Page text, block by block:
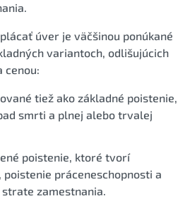
úver je väčšinou ponúkané
variantoch, odlišujúcich
cenou:
tiež ako základné poistenie,
smrti a plnej alebo trvalej
poistenie, ktoré tvorí
práceneschopnosti a
zamestnania.